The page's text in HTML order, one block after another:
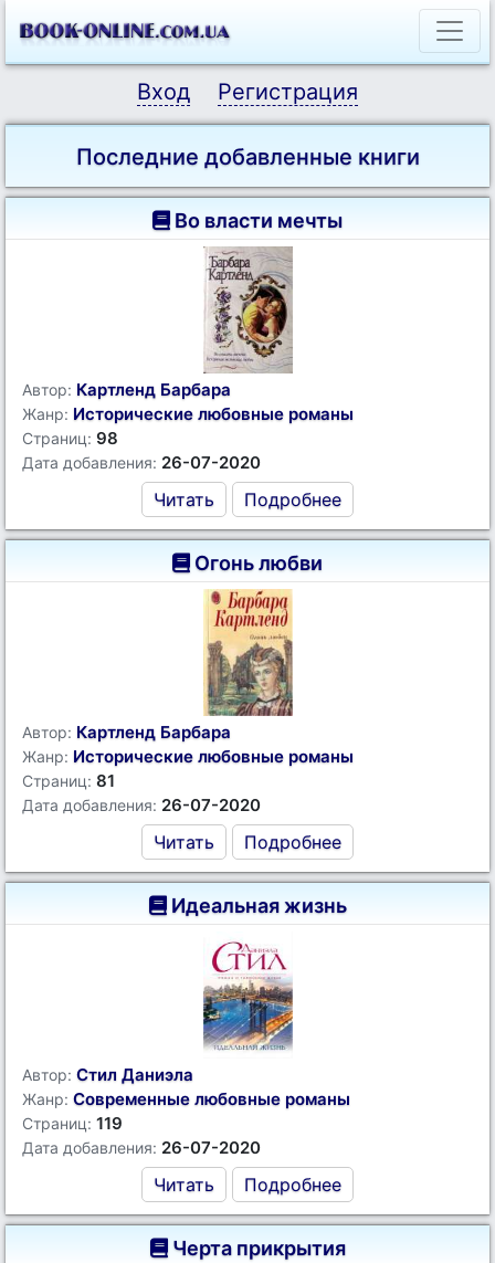
Вход Регистрация
Последние добавленные книги
Во власти мечты
Автор: Картленд Барбара
Жанр: Исторические любовные романы
Страниц: 98
Дата добавления: 26-07-2020
Читать Подробнее
Огонь любви
Автор: Картленд Барбара
Жанр: Исторические любовные романы
Страниц: 81
Дата добавления: 26-07-2020
Читать Подробнее
Идеальная жизнь
Автор: Стил Даниэла
Жанр: Современные любовные романы
Страниц: 119
Дата добавления: 26-07-2020
Читать Подробнее
Черта прикрытия